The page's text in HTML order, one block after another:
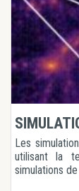
Les
utilisant la
simulations